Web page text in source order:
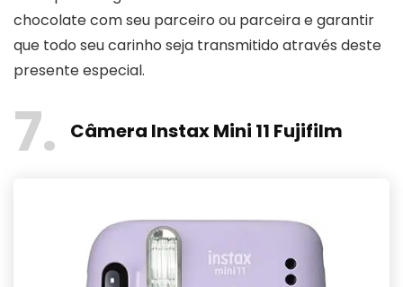
chocolate com seu parceiro ou parceira e garantir
que todo seu carinho seja transmitido através deste
presente especial.
7 Câmera Instax Mini 11 Fujifilm